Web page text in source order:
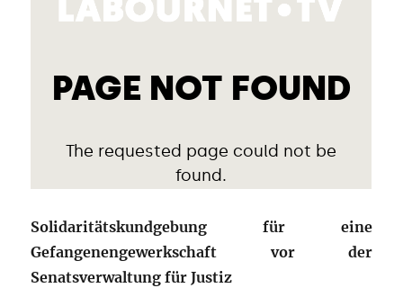
Solidaritätskundgebung für eine
Gefangenengewerkschaft vor der
Senatsverwaltung für Justiz